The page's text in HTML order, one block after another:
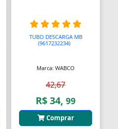
TUBO DESCARGA MB
(9617232234)A
Marca: WABCO
42,67
R$ 34, 99
Comprar